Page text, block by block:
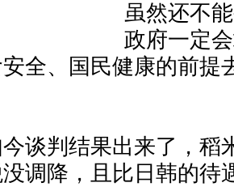
虽然还不
政府一定
全、国民健康的前提
谈判结果出来了，稻
调降，且比日韩的待